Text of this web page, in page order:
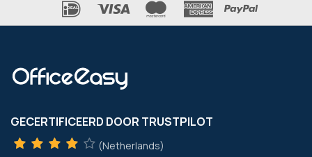
GECERTIFICEERD DOOR TRUSTPILOT
(Netherlands)